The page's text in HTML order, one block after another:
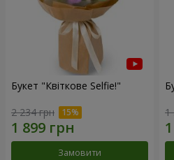
Букет "Квіткове Selfie!"
2 234 грн
Замовити
1